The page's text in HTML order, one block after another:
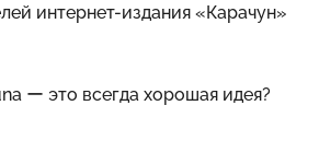
интернет-издания «Карачун»
ー это всегда хорошая идея?